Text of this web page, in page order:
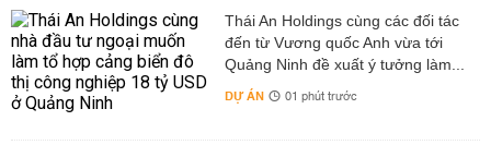
Thái An Holdings cùng các đối tác
đến từ Vương quốc Anh vừa tới
Quảng Ninh đề xuất ý tưởng làm...
DỰ ÁN 01 phút trước